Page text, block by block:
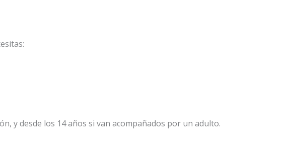
y desde los 14 años si van acompañados por un adulto.